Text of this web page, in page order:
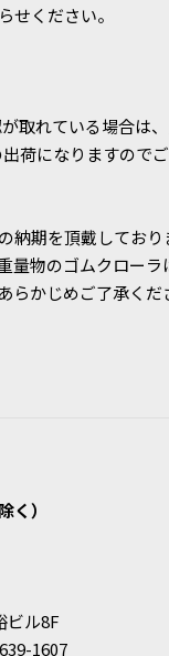
せください。
取れている場合は
荷になりますので
納期を頂戴しており
量物のゴムクローラ
らかじめご了承くだ
く）
ビル8F
1607